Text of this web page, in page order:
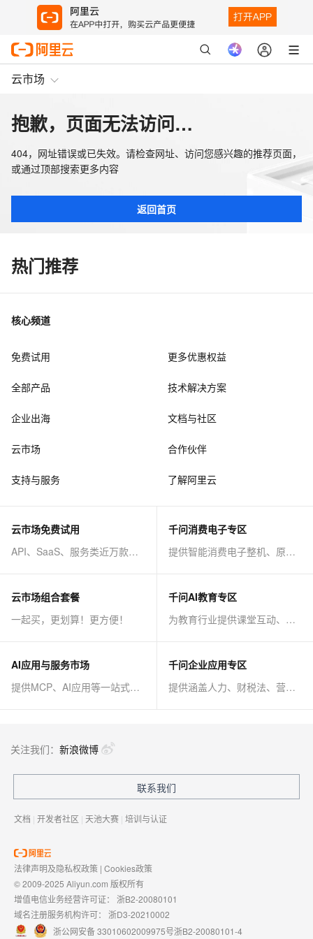
云市场
抱歉，页面无法访问…
404，网址错误或已失效。请检查网址、访问您感兴趣的推荐页面，
或通过顶部搜索更多内容
返回首页
热门推荐
核心频道
免费试用 更多优惠权益
全部产品 技术解决方案
企业出海 文档与社区
云市场 合作伙伴
支持与服务 了解阿里云
云市场免费试用
API、SaaS、服务类近万款商品免费试！
千问消费电子专区
提供智能消费电子整机、原子能力等AI方案
云市场组合套餐
一起买，更划算！更方便！
千问AI教育专区
为教育行业提供课堂互动、课程制作等AI方案
AI应用与服务市场
提供MCP、AI应用等一站式AI解决方案
千问企业应用专区
提供涵盖人力、财税法、营销、客服等AI方案
关注我们： 新浪微博
联系我们
文档 | 开发者社区 | 天池大赛 | 培训与认证
法律声明及隐私权政策 | Cookies政策
© 2009-2025 Aliyun.com 版权所有
增值电信业务经营许可证： 浙B2-20080101
域名注册服务机构许可： 浙D3-20210002
浙公网安备 33010602009975号浙B2-20080101-4